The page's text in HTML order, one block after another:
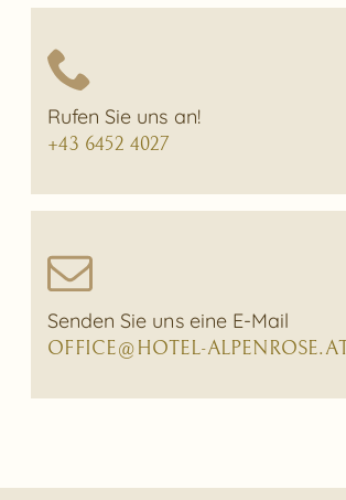
Rufen Sie uns an!
+43 6452 4027
Senden Sie uns eine E-Mail
OFFICE@HOTEL-